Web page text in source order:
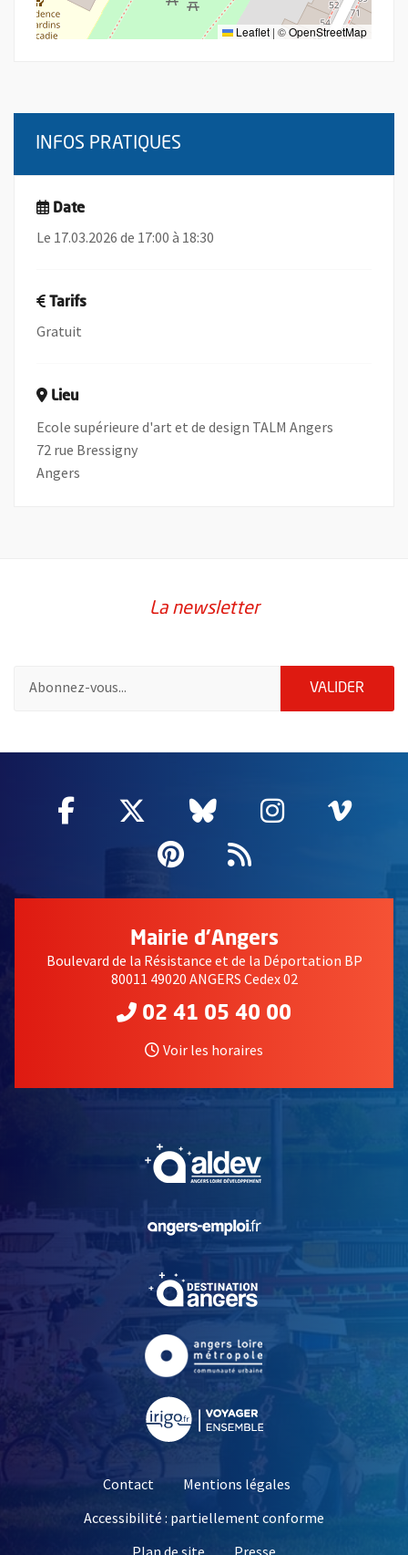
Leaflet | ©OpenStreetMap
INFOS PRATIQUES
Date
Le 17.03.2026 de 17:00 à 18:30
Tarifs
Gratuit
Lieu
Ecole supérieure d'art et de design TALM Angers
72 rue Bressigny
Angers
La newsletter
VALIDER
Facebook
, Ouvre une nouvelle fenêtre
Twitter
, Ouvre une nouvelle
Bluesky
, Ouvre une
Instagram
, Ouvre
,
Pinterest
, Ouvre une
Flux RSS
Mairie d'Angers
Boulevard de la Résistance et de la Déportation BP
80011 49020 ANGERS Cedex 02
02 41 05 40 00
Voir les horaires
, Ouvre une nouvelle
, Ouvre une nouvelle
Contact
Mentions légales
Accessibilité : partiellement conforme
Plan de site
Presse